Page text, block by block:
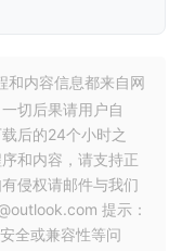
和内容信息都来自网
切后果请用户自
后的24个小时之
和内容，请支持正
侵权请邮件与我们
提示：
全或兼容性等问